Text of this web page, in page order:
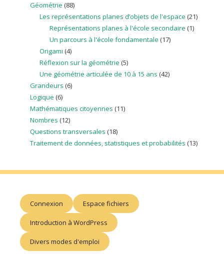
Géométrie (88)
Les représentations planes d’objets de l'espace (21)
Représentations planes à l'école secondaire (1)
Un parcours à l'école fondamentale (17)
Origami (4)
Réflexion sur la géométrie (5)
Une géométrie articulée de 10 à 15 ans (42)
Grandeurs (6)
Logique (6)
Mathématiques citoyennes (11)
Nombres (12)
Questions transversales (18)
Traitement de données, statistiques et probabilités (13)
Connexion Espace fichiers
Introduction à WordPress
Divers modes d'emploi